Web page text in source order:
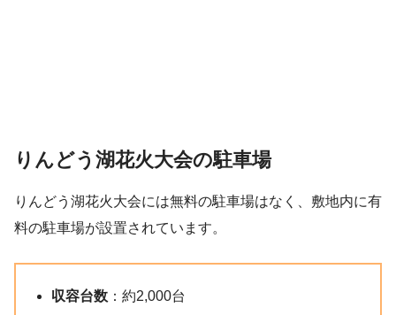
りんどう湖花火大会の駐車場
りんどう湖花火大会には無料の駐車場はなく、敷地内に有
料の駐車場が設置されています。
収容台数 ：約2,000台